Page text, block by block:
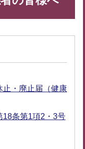
・廃止届（健康
条第1項2・3号